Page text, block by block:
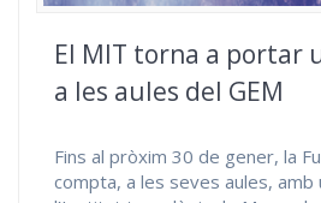
El MIT torna a portar
a les aules del GEM
Fins al pròxim 30 de gener, la
compta, a les seves aules, amb